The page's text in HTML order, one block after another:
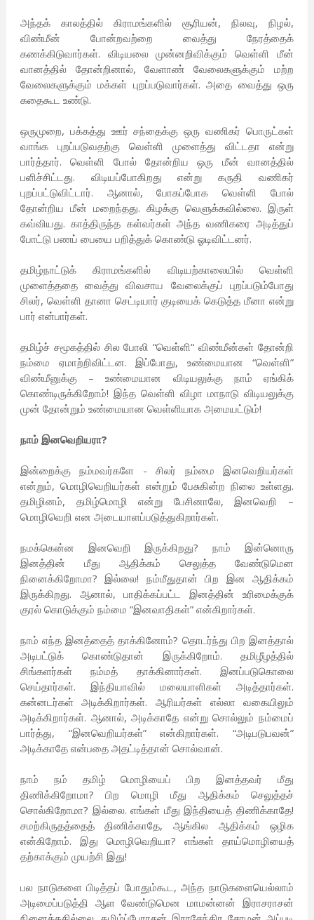
அந்தக் காலத்தில் கிராமங்களில் சூரியன், நிலவு, நிழல்,
விண்மீன் போன்றவற்றை வைத்து நேரத்தைக்
கணக்கிடுவார்கள். விடியலை முன்னறிவிக்கும் வெள்ளி மீன்
வானத்தில் தோன்றினால், வேளாண் வேலைகளுக்கும் மற்ற
வேலைகளுக்கும் மக்கள் புறப்படுவார்கள். அதை வைத்து ஒரு
கதைகூட உண்டு.
ஒருமுறை, பக்கத்து ஊர் சந்தைக்கு ஒரு வணிகர் பொருட்கள்
வாங்க புறப்படுவதற்கு வெள்ளி முளைத்து விட்டதா என்று
பார்த்தார். வெள்ளி போல் தோன்றிய ஒரு மீன் வானத்தில்
பளிச்சிட்டது. விடியப்போகிறது என்று கருதி வணிகர்
புறப்பட்டுவிட்டார். ஆனால், போகப்போக வெள்ளி போல்
தோன்றிய மீன் மறைந்தது. கிழக்கு வெளுக்கவில்லை. இருள்
கவ்வியது. காத்திருந்த கள்வர்கள் அந்த வணிகரை அடித்துப்
போட்டு பணப் பையை பறித்துக் கொண்டு ஓடிவிட்டனர்.
தமிழ்நாட்டுக் கிராமங்களில் விடியற்காலையில் வெள்ளி
முளைத்ததை வைத்து விவசாய வேலைக்குப் புறப்படும்போது
சிலர், வெள்ளி தானா செட்டியார் குடியைக் கெடுத்த மீனா என்று
பார் என்பார்கள்.
தமிழ்ச் சமூகத்தில் சில போலி “வெள்ளி“ விண்மீன்கள் தோன்றி
நம்மை ஏமாற்றிவிட்டன. இப்போது, உண்மையான “வெள்ளி”
விண்மீனுக்கு – உண்மையான விடியலுக்கு நாம் ஏங்கிக்
கொண்டிருக்கிறோம்! இந்த வெள்ளி விழா மாநாடு விடியலுக்கு
முன் தோன்றும் உண்மையான வெள்ளியாக அமையட்டும்!
நாம் இனவெறியரா?
இன்றைக்கு நம்மவர்களே - சிலர் நம்மை இனவெறியர்கள்
என்றும், மொழிவெறியர்கள் என்றும் பேசுகின்ற நிலை உள்ளது.
தமிழினம், தமிழ்மொழி என்று பேசினாலே, இனவெறி –
மொழிவெறி என அடையாளப்படுத்துகிறார்கள்.
நமக்கென்ன இனவெறி இருக்கிறது? நாம் இன்னொரு
இனத்தின் மீது ஆதிக்கம் செலுத்த வேண்டுமென
நினைக்கிறோமா? இல்லை! நம்மீதுதான் பிற இன ஆதிக்கம்
இருக்கிறது. ஆனால், பாதிக்கப்பட்ட இனத்தின் உரிமைக்குக்
குரல் கொடுக்கும் நம்மை “இனவாதிகள்” என்கிறார்கள்.
நாம் எந்த இனத்தைத் தாக்கினோம்? தொடர்ந்து பிற இனத்தால்
அடிபட்டுக் கொண்டுதான் இருக்கிறோம். தமிழீழத்தில்
சிங்களர்கள் நம்மத் தாக்கினார்கள். இனப்படுகொலை
செய்தார்கள். இந்தியாவில் மலையாளிகள் அடித்தார்கள்.
கன்னடர்கள் அடிக்கிறார்கள். ஆரியர்கள் எல்லா வகையிலும்
அடிக்கிறார்கள். ஆனால், அடிக்காதே என்று சொல்லும் நம்மைப்
பார்த்து, “இனவெறியர்கள்” என்கிறார்கள். “அடிபடுபவன்”
அடிக்காதே என்பதை அதட்டித்தான் சொல்வான்.
நாம் நம் தமிழ் மொழியைப் பிற இனத்தவர் மீது
திணிக்கிறோமா? பிற மொழி மீது ஆதிக்கம் செலுத்தச்
சொல்கிறோமா? இல்லை. எங்கள் மீது இந்தியைத் திணிக்காதே!
சமற்கிருதத்தைத் திணிக்காதே, ஆங்கில ஆதிக்கம் ஒழிக
என்கிறோம். இது மொழிவெறியா? எங்கள் தாய்மொழியைத்
தற்காக்கும் முயற்சி இது!
பல நாடுகளை பிடித்தப் போதும்கூட, அந்த நாடுகளையெல்லாம்
அடிமைப்படுத்தி ஆள வேண்டுமென மாமன்னன் இராசராசன்